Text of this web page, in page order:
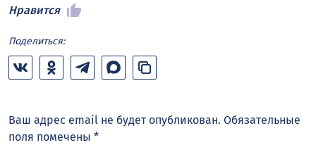
Нравится
Поделиться:
Ваш адрес email не будет опубликован. Обязательные
поля помечены *